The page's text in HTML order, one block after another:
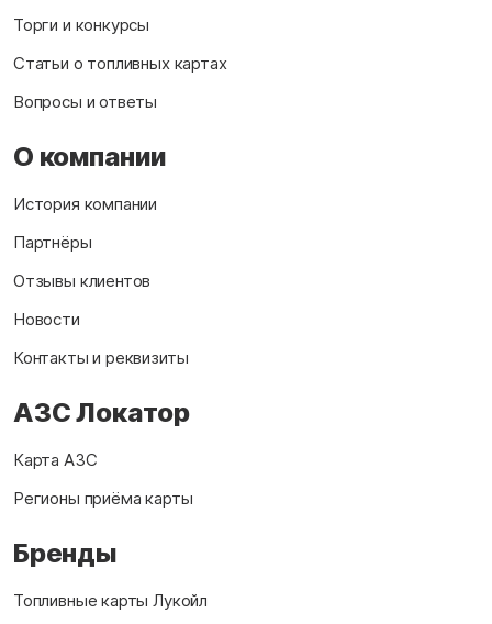
Торги и конкурсы
Статьи о топливных картах
Вопросы и ответы
О компании
История компании
Партнёры
Отзывы клиентов
Новости
Контакты и реквизиты
АЗС Локатор
Карта АЗС
Регионы приёма карты
Бренды
Топливные карты Лукойл